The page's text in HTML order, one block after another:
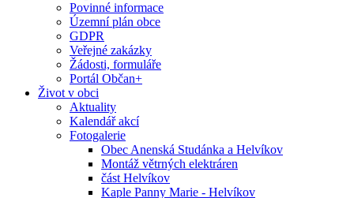
Povinné informace
Územní plán obce
GDPR
Veřejné zakázky
Žádosti, formuláře
Portál Občan+
Život v obci
Aktuality
Kalendář akcí
Fotogalerie
Obec Anenská Studánka a Helvíkov
Montáž větrných elektráren
část Helvíkov
Kaple Panny Marie - Helvíkov